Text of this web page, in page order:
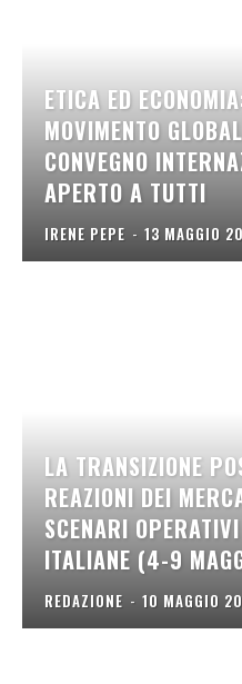
ETICA ED
MOVIMENTO
CONVEGNO
APERTO A TUTTI
IRENE PEPE - 13 MAGGIO
LA TRANSIZIONE
REAZIONI DEI
SCENARI
ITALIANE (4-9
REDAZIONE - 10 MAGGIO